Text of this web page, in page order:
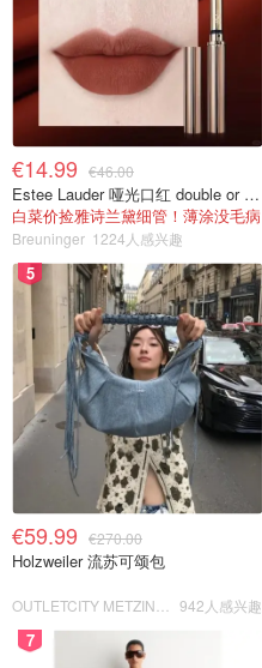
€14.99 €46.00
Estee Lauder 哑光口红 double or nothing色号
白菜价捡雅诗兰黛细管！薄涂没毛病
Breuninger 1224人感兴趣
5
€59.99 €270.00
Holzweiler 流苏可颂包
942人感兴趣
7